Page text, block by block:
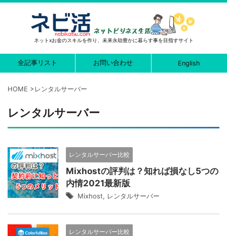
ネットxお金のスキルを作り、未来永劫豊かに暮らす事を目指すサイト
全記事リスト お問い合わせ English
HOME >レンタルサーバー
レンタルサーバー
レンタルサーバー比較
Mixhostの評判は？知れば損なし5つの
内情2021最新版
Mixhost, レンタルサーバー
レンタルサーバー比較